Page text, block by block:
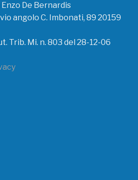
De Bernardis
angolo C. Imbonati, 89 20159
Trib. Mi. n. 803 del 28-12-06